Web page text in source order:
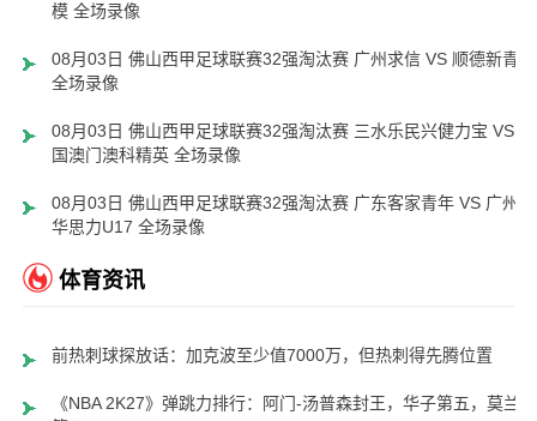
模 全场录像
08月03日 佛山西甲足球联赛32强淘汰赛 广州求信 VS 顺德新青年
全场录像
08月03日 佛山西甲足球联赛32强淘汰赛 三水乐民兴健力宝 VS 中
国澳门澳科精英 全场录像
08月03日 佛山西甲足球联赛32强淘汰赛 广东客家青年 VS 广州英
华思力U17 全场录像
体育资讯
前热刺球探放话：加克波至少值7000万，但热刺得先腾位置
《NBA 2K27》弹跳力排行：阿门-汤普森封王，华子第五，莫兰特